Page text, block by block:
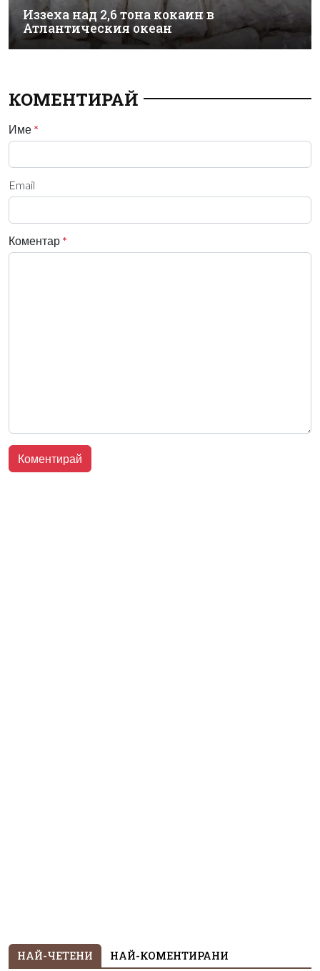
Иззеха над 2,6 тона кокаин в
Атлантическия океан
КОМЕНТИРАЙ
Име *
Email
Коментар *
НАЙ-ЧЕТЕНИ НАЙ-КОМЕНТИРАНИ